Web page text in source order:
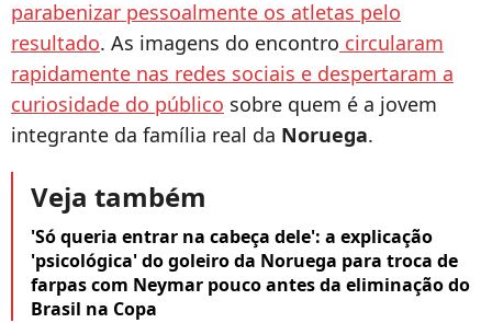
parabenizar pessoalmente os atletas pelo
resultado. As imagens do encontro circularam
rapidamente nas redes sociais e despertaram a
curiosidade do público sobre quem é a jovem
integrante da família real da Noruega.
Veja também
'Só queria entrar na cabeça dele': a explicação
'psicológica' do goleiro da Noruega para troca de
farpas com Neymar pouco antes da eliminação do
Brasil na Copa